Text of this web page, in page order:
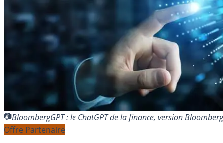
BloombergGPT : le ChatGPT de la finance, version
Offre Partenaire